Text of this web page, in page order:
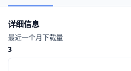
详细信息
最近一个月下载量
3